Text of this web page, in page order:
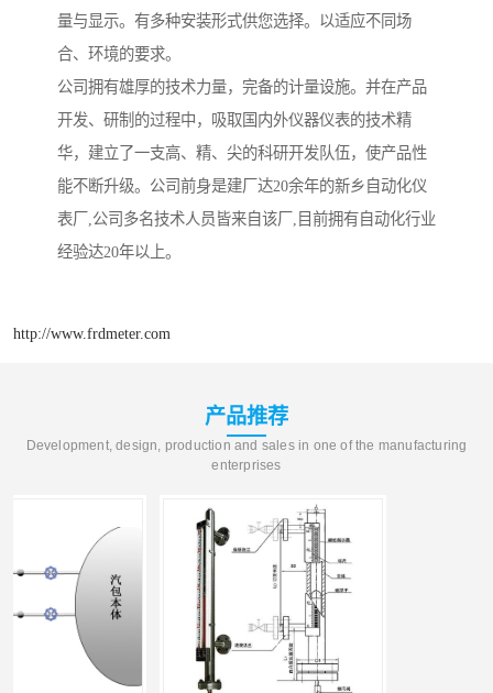
量与显示。有多种安装形式供您选择。以适应不同场
合、环境的要求。
公司拥有雄厚的技术力量，完备的计量设施。并在产品
开发、研制的过程中，吸取国内外仪器仪表的技术精
华，建立了一支高、精、尖的科研开发队伍，使产品性
能不断升级。公司前身是建厂达20余年的新乡自动化仪
表厂,公司多名技术人员皆来自该厂,目前拥有自动化行业
经验达20年以上。
http://www.frdmeter.com
产品推荐
Development, design, production and sales in one of the manufacturing
enterprises